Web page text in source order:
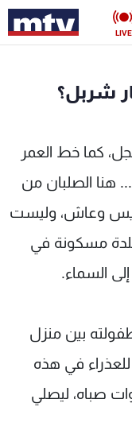
LIVE
شربل؟
كما خط العمر
هنا الصلبان من
وعاش، وليست
مسكونة في
السماء.
بين منزل
في هذه
صباه، ليصلي